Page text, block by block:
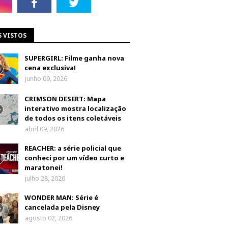
VISTOS
SUPERGIRL: Filme ganha nova
cena exclusiva!
junho 09, 2026
CRIMSON DESERT: Mapa
interativo mostra localização
de todos os itens coletáveis
abril 09, 2026
REACHER: a série policial que
conheci por um vídeo curto e
maratonei!
julho 28, 2026
WONDER MAN: Série é
cancelada pela Disney
agosto 02, 2026